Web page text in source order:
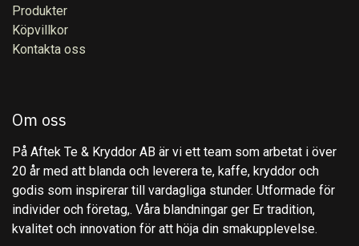
Produkter
Köpvillkor
Kontakta oss
Om oss
På Aftek Te & Kryddor AB är vi ett team som arbetat i över
20 år med att blanda och leverera te, kaffe, kryddor och
godis som inspirerar till vardagliga stunder. Utformade för
individer och företag,. Våra blandningar ger Er tradition,
kvalitet och innovation för att höja din smakupplevelse.